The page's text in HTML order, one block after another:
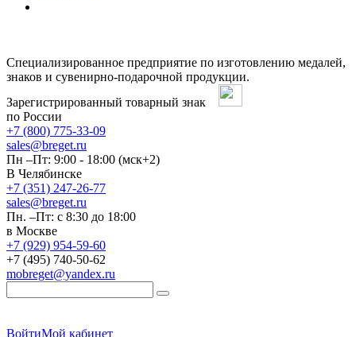
Специализированное предприятие по изготовлению медалей,
знаков и сувенирно-подарочной продукции.
Зарегистрированный товарный знак
по России
+7 (800) 775-33-09
sales@breget.ru
Пн –Пт: 9:00 - 18:00 (мск+2)
В Челябинске
+7 (351) 247-26-77
sales@breget.ru
Пн. –Пт: с 8:30 до 18:00
в Москве
+7 (929) 954-59-60
+7 (495) 740-50-62
mobreget@yandex.ru
ВойтиМой кабинет